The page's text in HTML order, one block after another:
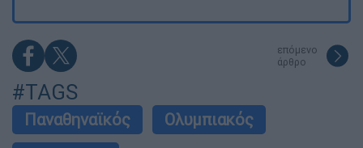
επόμενο
άρθρο
#TAGS
Παναθηναϊκός
Ολυμπιακός